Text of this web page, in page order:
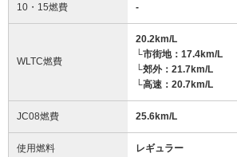
10・15燃費 -
WLTC燃費
20.2km/L
└市街地：17.4km/L
└郊外：21.7km/L
└高速：20.7km/L
JC08燃費 25.6km/L
使用燃料 レギュラー